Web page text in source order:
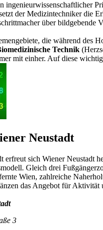
ingenieurwissenschaftlicher
der Medizintechniker die
über bildgebende
die während des
Technik
mit einher. Auf diese
Neustadt
erfreut sich Wiener Neustadt
Gleich drei
Wien, zahlreiche
das Angebot für Aktivität
3